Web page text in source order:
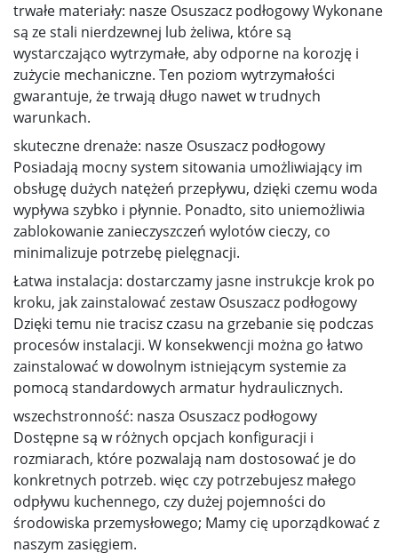
trwałe materiały: nasze Osuszacz podłogowy Wykonane
są ze stali nierdzewnej lub żeliwa, które są
wystarczająco wytrzymałe, aby odporne na korozję i
zużycie mechaniczne. Ten poziom wytrzymałości
gwarantuje, że trwają długo nawet w trudnych
warunkach.
skuteczne drenaże: nasze Osuszacz podłogowy
Posiadają mocny system sitowania umożliwiający im
obsługę dużych natężeń przepływu, dzięki czemu woda
wypływa szybko i płynnie. Ponadto, sito uniemożliwia
zablokowanie zanieczyszczeń wylotów cieczy, co
minimalizuje potrzebę pielęgnacji.
Łatwa instalacja: dostarczamy jasne instrukcje krok po
kroku, jak zainstalować zestaw Osuszacz podłogowy
Dzięki temu nie tracisz czasu na grzebanie się podczas
procesów instalacji. W konsekwencji można go łatwo
zainstalować w dowolnym istniejącym systemie za
pomocą standardowych armatur hydraulicznych.
wszechstronność: nasza Osuszacz podłogowy
Dostępne są w różnych opcjach konfiguracji i
rozmiarach, które pozwalają nam dostosować je do
konkretnych potrzeb. więc czy potrzebujesz małego
odpływu kuchennego, czy dużej pojemności do
środowiska przemysłowego; Mamy cię uporządkować z
naszym zasięgiem.